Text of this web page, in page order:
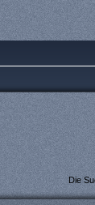
Die